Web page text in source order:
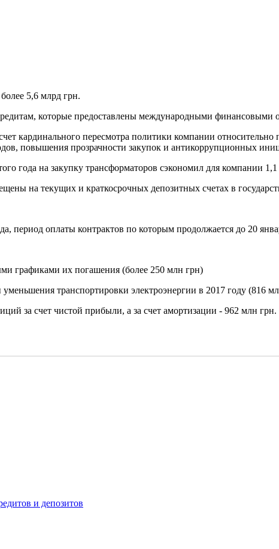
5,6 млрд грн.
которые предоставлены международными финансовыми
кардинального пересмотра политики компании относительно
повышения прозрачности закупок и антикоррупционных
года на закупку трансформаторов сэкономил для компании
на текущих и краткосрочных депозитных счетах в
оплаты контрактов по которым продолжается до 20
графиками их погашения (более 250 млн грн)
транспортировки электроэнергии в 2017 году (816
за счет чистой прибыли, а за счет амортизации - 962 млн грн.
и депозитов